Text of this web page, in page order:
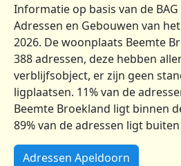
Informatie op basis van de
Adressen en Gebouwen van
2026. De woonplaats Beemte
388 adressen, deze hebben
verblijfsobject, er zijn geen
ligplaatsen. 11% van de
Beemte Broekland ligt binnen
89% van de adressen ligt
Adressen Apeldoorn